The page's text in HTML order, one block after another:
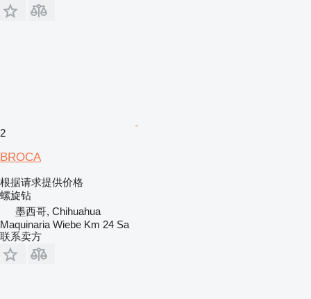
2
BROCA
根据请求提供价格
螺旋钻
墨西哥, Chihuahua
Maquinaria Wiebe Km 24 Sa
联系卖方